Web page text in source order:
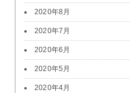
2020年8月
2020年7月
2020年6月
2020年5月
2020年4月